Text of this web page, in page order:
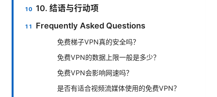
10. 结语与行动项
Frequently Asked Questions
免费梯子VPN真的安全吗？
免费VPN的数据上限一般是多少？
免费VPN会影响网速吗？
是否有适合视频流媒体使用的免费VPN？